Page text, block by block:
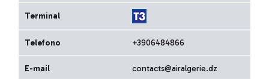
Terminal
Telefono +3906484866
E-mail contacts@airalgerie.dz